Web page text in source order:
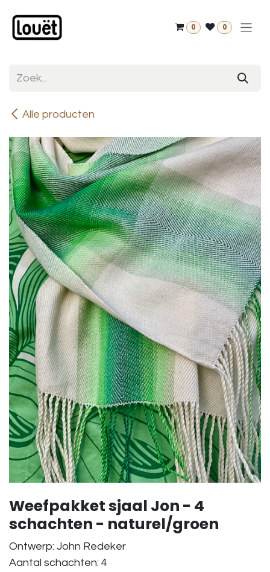
0 0
Alle producten
Weefpakket sjaal Jon - 4
schachten - naturel/groen
Ontwerp: John Redeker
Aantal schachten: 4